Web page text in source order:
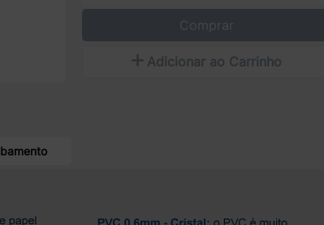
Comprar
Adicionar ao Carrinho